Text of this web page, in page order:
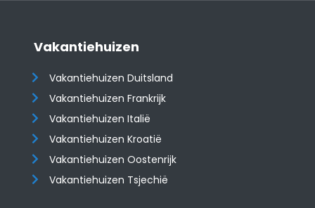
Vakantiehuizen
Vakantiehuizen Duitsland
Vakantiehuizen Frankrijk
Vakantiehuizen Italië
Vakantiehuizen Kroatië
​​​​​​​Vakantiehuizen Oostenrijk
Vakantiehuizen Tsjechië